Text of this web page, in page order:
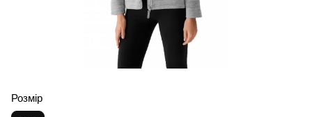
Розмір